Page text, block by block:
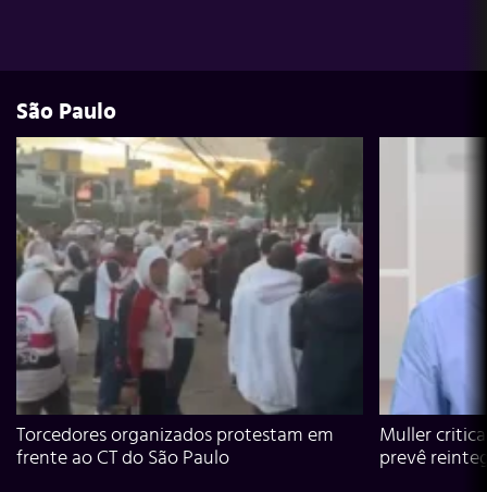
São Paulo
Torcedores organizados protestam em
frente ao CT do São Paulo
Muller
prevê